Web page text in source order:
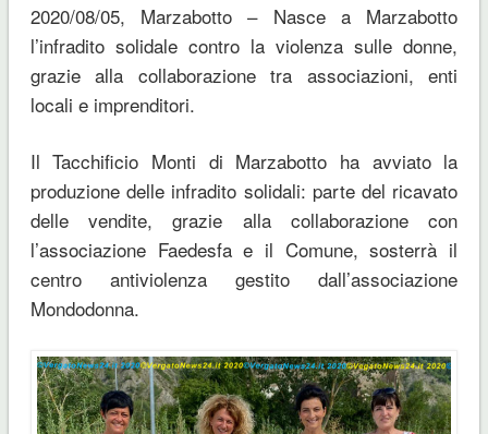
2020/08/05, Marzabotto – Nasce a Marzabotto
l’infradito solidale contro la violenza sulle donne,
grazie alla collaborazione tra associazioni, enti
locali e imprenditori.
Il Tacchificio Monti di Marzabotto ha avviato la
produzione delle infradito solidali: parte del ricavato
delle vendite, grazie alla collaborazione con
l’associazione Faedesfa e il Comune, sosterrà il
centro antiviolenza gestito dall’associazione
Mondodonna.